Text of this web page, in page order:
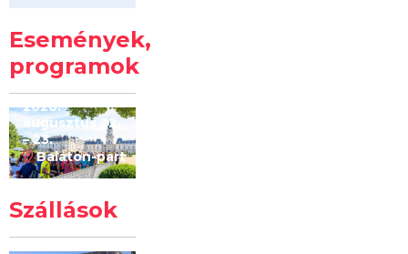
Események,
programok
Kilóméterek
2026
2026.
augusztus 22
– 23.
Balaton-part
Szállások